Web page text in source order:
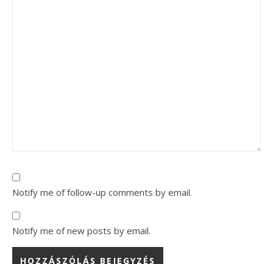
Notify me of follow-up comments by email.
Notify me of new posts by email.